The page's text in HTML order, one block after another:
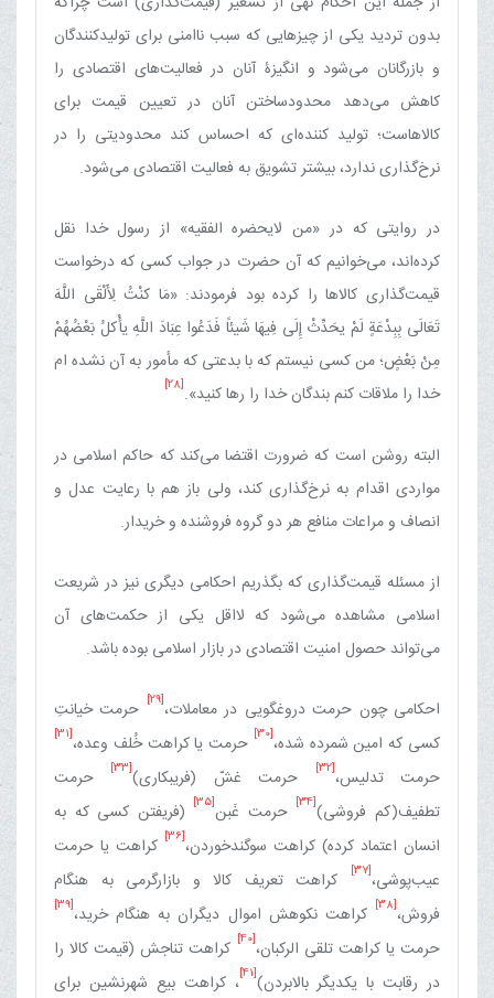
بدون تردید یکی از چیزهایی که سبب ناامنی برای تولیدکنندگان
و بازرگانان می‌شود و انگیزۀ آنان در فعالیت‌های اقتصادی را
کاهش می‌دهد محدودساختن آنان در تعیین قیمت برای
کالاهاست؛ تولید کننده‌ای که احساس کند محدودیتی را در
نرخ‌گذاری ندارد، بیشتر تشویق به فعالیت اقتصادی می‌شود.
در روایتی که در «من لایحضره الفقیه» از رسول خدا نقل
کرده‌اند، می‌خوانیم که آن حضرت در جواب کسی که درخواست
قیمت‌گذاری کالاها را کرده بود فرمودند: «مَا کنْتُ‏ لِأَلْقَی‏ اللَّهَ‏
تَعَالَی بِبِدْعَةٍ لَمْ یحَدِّثْ إِلَی فِیهَا شَیئاً فَدَعُوا عِبَادَ اللَّهِ یأْکلُ بَعْضُهُمْ
مِنْ بَعْضٍ‏؛ من کسی نیستم که با بدعتی که مأمور به آن نشده ام
خدا را ملاقات کنم بندگان خدا را رها کنید».[28]
البته روشن است که ضرورت اقتضا می‌کند که حاکم اسلامی در
مواردی اقدام به نرخ‌گذاری کند، ولی باز هم با رعایت عدل و
انصاف و مراعات منافع هر دو گروه فروشنده و خریدار.
از مسئله قیمت‌گذاری که بگذریم احکامی دیگری نیز در شریعت
اسلامی مشاهده می‌شود که لااقل یکی از حکمت‌های آن
می‌تواند حصول امنیت اقتصادی در بازار اسلامی بوده باشد.
احکامی چون حرمت دروغگویی در معاملات،‏[29] حرمت خیانتِ
کسی که امین شمرده شده‏،[30] حرمت یا کراهت خُلف وعده،‏[31]
حرمت تدلیس،‏[32] حرمت غشّ (فریبکاری)‏[33]
حرمت
تطفیف‏(کم فروشی)[34] حرمت غَبن‏[35]
(فریفتن کسی که به
انسان اعتماد کرده) کراهت سوگندخوردن،‏[36] کراهت یا حرمت
عیب‌پوشی،‏[37]
کراهت تعریف کالا و بازارگرمی به هنگام
فروش،‏[38] کراهت نکوهش اموال دیگران به هنگام خرید،[39]
حرمت یا کراهت تلقی الرکبان،‏[40] کراهت تناجش (قیمت کالا را
در رقابت با یکدیگر بالابردن)‏[41]، کراهت بیع شهرنشین برای